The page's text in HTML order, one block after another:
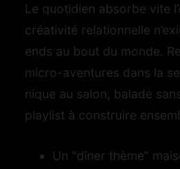
Le quotidien absorbe vite
créativité relationnelle
ends au bout du monde.
micro-aventures dans la
nique au salon, balade
playlist à construire
Un “dîner thème”